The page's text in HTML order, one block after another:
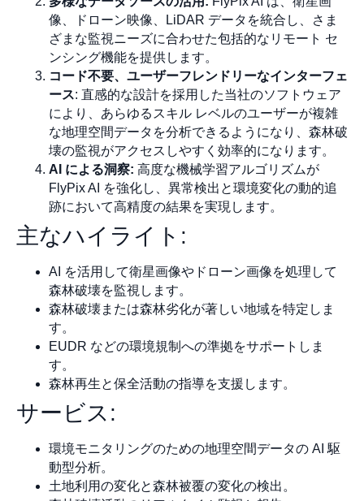
像、ドローン映像、LiDAR データを統合し、さま
ざまな監視ニーズに合わせた包括的なリモート セ
ンシング機能を提供します。
コード不要、ユーザーフレンドリーなインターフェ
ース: 直感的な設計を採用した当社のソフトウェア
により、あらゆるスキル レベルのユーザーが複雑
な地理空間データを分析できるようになり、森林破
壊の監視がアクセスしやすく効率的になります。
AI による洞察: 高度な機械学習アルゴリズムが
FlyPix AI を強化し、異常検出と環境変化の動的追
跡において高精度の結果を実現します。
主なハイライト:
AI を活用して衛星画像やドローン画像を処理して
森林破壊を監視します。
森林破壊または森林劣化が著しい地域を特定しま
す。
EUDR などの環境規制への準拠をサポートしま
す。
森林再生と保全活動の指導を支援します。
サービス:
環境モニタリングのための地理空間データの AI 駆
動型分析。
土地利用の変化と森林被覆の変化の検出。